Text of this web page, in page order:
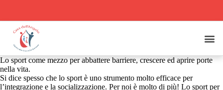
Lo sport come mezzo per abbattere barriere, crescere ed aprire porte
nella vita.
Si dice spesso che lo sport è uno strumento molto efficace per
l’integrazione e la socializzazione. Per noi è molto di più! Lo sport per